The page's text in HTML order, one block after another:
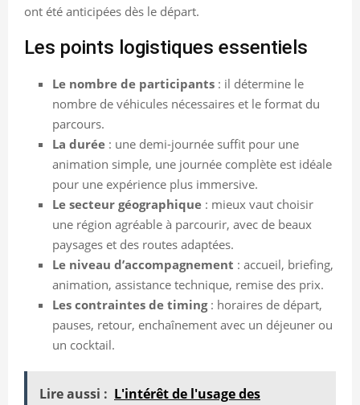
ont été anticipées dès le départ.
Les points logistiques essentiels
Le nombre de participants : il détermine le
nombre de véhicules nécessaires et le format du
parcours.
La durée : une demi-journée suffit pour une
animation simple, une journée complète est idéale
pour une expérience plus immersive.
Le secteur géographique : mieux vaut choisir
une région agréable à parcourir, avec de beaux
paysages et des routes adaptées.
Le niveau d’accompagnement : accueil, briefing,
animation, assistance technique, remise des prix.
Les contraintes de timing: horaires de départ,
pauses, retour, enchaînement avec un déjeuner ou
un cocktail.
Lire aussi : L'intérêt de l'usage des